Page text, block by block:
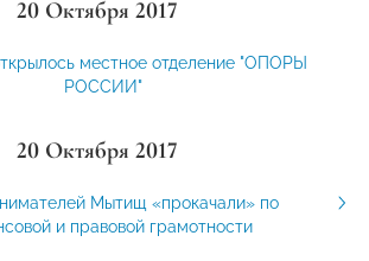
20 Октября 2017
местное отделение "ОПОРЫ
РОССИИ"
20 Октября 2017
Мытищ «прокачали» по
и правовой грамотности